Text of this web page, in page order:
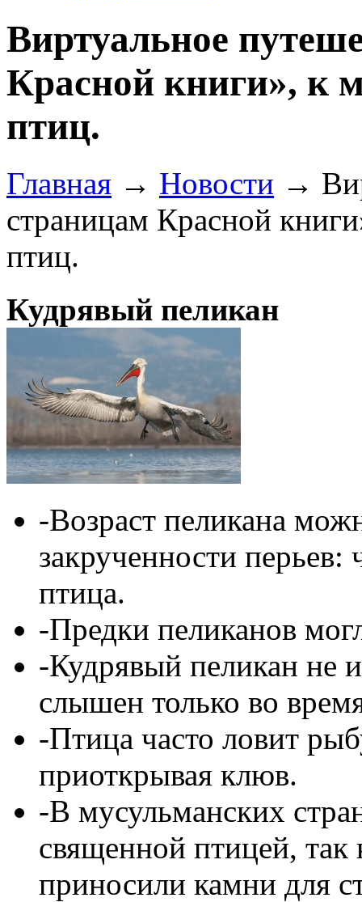
Виртуальное
Красной книги», к
птиц.
Главная → Новости →
страницам Красной
птиц.
Кудрявый пеликан
-Возраст пеликана
закрученности
птица.
-Предки пеликанов
-Кудрявый пеликан не
слышен только во
-Птица часто ловит
приоткрывая клюв.
-В мусульманских
священной птицей,
приносили камни для